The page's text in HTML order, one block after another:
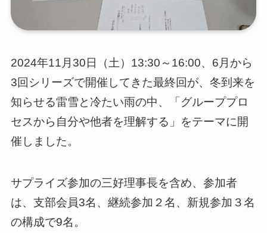
2024年11月30日（土）13:30～16:00、6月から
3回シリーズで開催してきた最終回が、冬到来を
知らせる雷雪と冷たい雨の中、「グループプロ
セスから自分や他者を理解する」をテーマに開
催しました。
サプライズ参加の三好理事長を含め、参加者
は、支部会員3名、継続参加２名、新規参加３名
の構成で9名。